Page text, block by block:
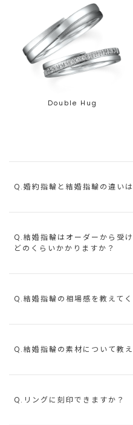
Double Hug
Q.婚約指輪と結婚指輪の違い
Q.結婚指輪はオーダーから受
どのくらいかかりますか？
Q.結婚指輪の相場感を教えてく
Q.結婚指輪の素材について教え
Q.リングに刻印できますか？